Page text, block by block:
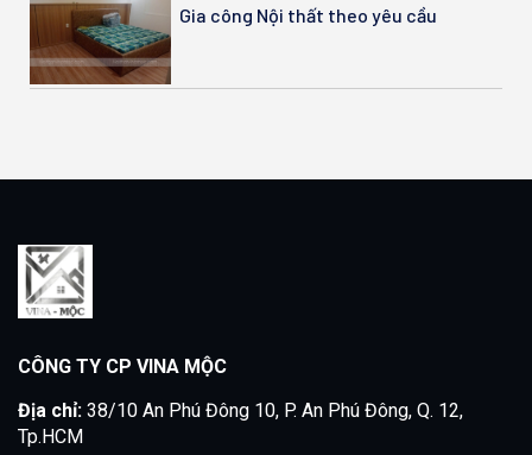
Gia công Nội thất theo yêu cầu
CÔNG TY CP VINA MỘC
Địa chỉ: 38/10 An Phú Đông 10, P. An Phú Đông, Q. 12,
Tp.HCM